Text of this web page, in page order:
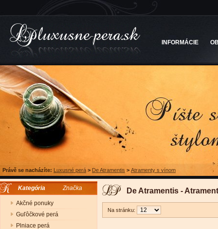
INFORMÁCIE
Právě se nacházíte: Luxusné perá > De Atramentis > Atramenty s vínom
Kategória Značka
Akčné ponuky
Guľôčkové perá
Plniace perá
De Atramentis -
Na stránku: